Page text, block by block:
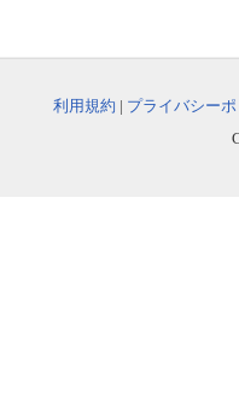
利用規約 | プライバシー